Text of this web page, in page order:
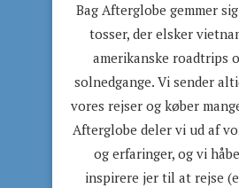
Bag Afterglobe gemmer
tosser, der elsker
amerikanske roadtrips
solnedgange. Vi sender
vores rejser og køber
Afterglobe deler vi ud af
og erfaringer, og vi
inspirere jer til at rejse